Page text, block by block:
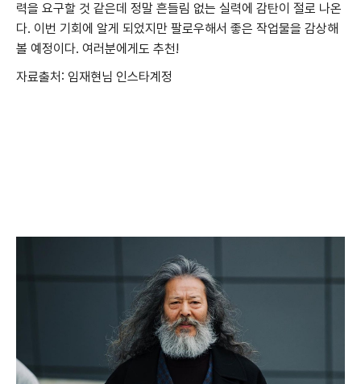
력을 요구할 것 같은데 정말 흔들림 없는 실력에 감탄이 절로 나온
다. 이번 기회에 알게 되었지만 팔로우해서 좋은 작업물을 감상해
볼 예정이다. 여러분에게도 추천!
자료출처: 임재현님 인스타계정